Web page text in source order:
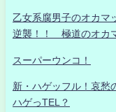
乙女系腐男子のオカ
逆襲！！ 極道のオカ
スーパーウンコ！
新・ハゲッフル！哀愁
ハゲっTEL？